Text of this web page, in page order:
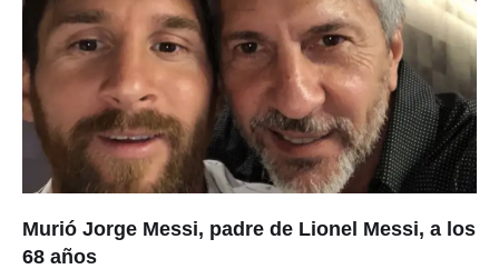
Murió Jorge Messi, padre de Lionel Messi, a los
68 años